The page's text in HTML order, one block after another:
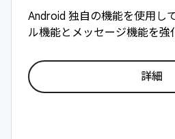
Android 独自の機能を使用し
ル機能とメッセージ機能を強
詳細